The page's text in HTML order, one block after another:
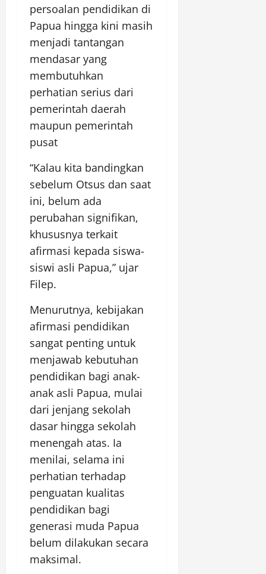
persoalan pendidikan di
Papua hingga kini masih
menjadi tantangan
mendasar yang
membutuhkan
perhatian serius dari
pemerintah daerah
maupun pemerintah
pusat
“Kalau kita bandingkan
sebelum Otsus dan saat
ini, belum ada
perubahan signifikan,
khususnya terkait
afirmasi kepada siswa-
siswi asli Papua,” ujar
Filep.
Menurutnya, kebijakan
afirmasi pendidikan
sangat penting untuk
menjawab kebutuhan
pendidikan bagi anak-
anak asli Papua, mulai
dari jenjang sekolah
dasar hingga sekolah
menengah atas. Ia
menilai, selama ini
perhatian terhadap
penguatan kualitas
pendidikan bagi
generasi muda Papua
belum dilakukan secara
maksimal.